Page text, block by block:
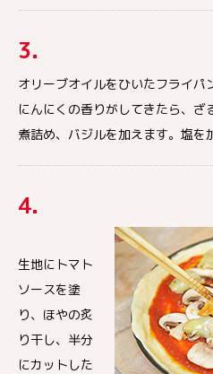
3.
オリーブオイルをひいたフライパ
にんにくの香りがしてきたら、
煮詰め、バジルを加えます。塩を
4.
生地にトマト
ソースを塗
り、ほやの炙
り干し、半分
にカットした